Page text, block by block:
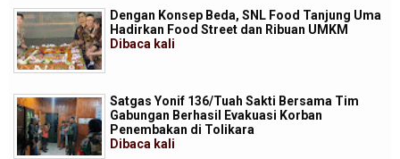
Dengan Konsep Beda, SNL Food Tanjung Uma
Hadirkan Food Street dan Ribuan UMKM
Dibaca kali
Satgas Yonif 136/Tuah Sakti Bersama Tim
Gabungan Berhasil Evakuasi Korban
Penembakan di Tolikara
Dibaca kali